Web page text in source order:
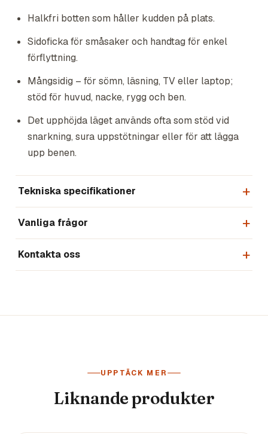
Halkfri botten som håller kudden på plats.
Sidoficka för småsaker och handtag för enkel
förflyttning.
Mångsidig – för sömn, läsning, TV eller laptop;
stöd för huvud, nacke, rygg och ben.
Det upphöjda läget används ofta som stöd vid
snarkning, sura uppstötningar eller för att lägga
upp benen.
Tekniska specifikationer
Vanliga frågor
Kontakta oss
UPPTÄCK MER
Liknande produkter